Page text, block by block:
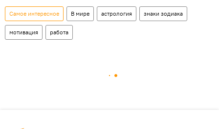
Самое интересное В мире астрология знаки зодиака
мотивация работа